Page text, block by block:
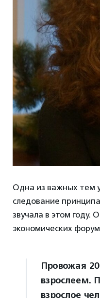
Одна из важных тем
следование
звучала в этом году.
экономических
Провожая
взрослеем.
взрослое